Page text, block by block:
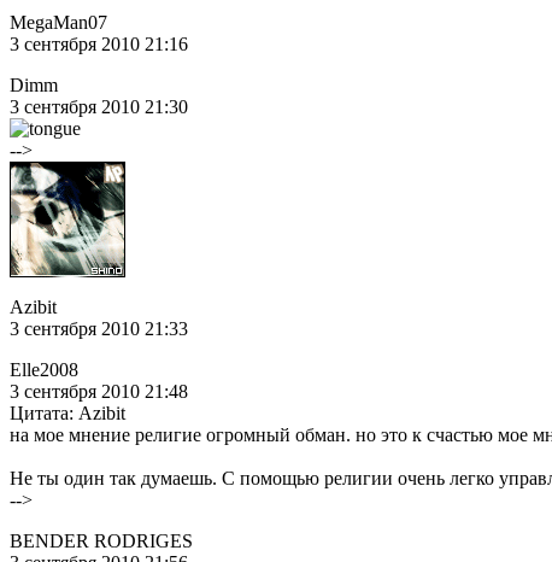
MegaMan07
3 сентября 2010 21:16
Dimm
3 сентября 2010 21:30
-->
Azibit
3 сентября 2010 21:33
Elle2008
3 сентября 2010 21:48
Цитата: Azibit
на мое мнение религие огромный обман. но это к счастью мое
Не ты один так думаешь. С помощью религии очень легко
-->
BENDER RODRIGES